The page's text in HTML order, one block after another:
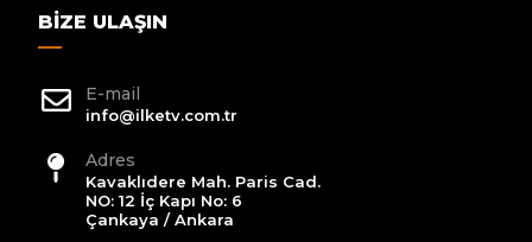
BIZE ULAŞIN
E-mail
info@ilketv.com.tr
Adres
Kavaklıdere Mah. Paris Cad.
NO: 12 İç Kapı No: 6
Çankaya / Ankara